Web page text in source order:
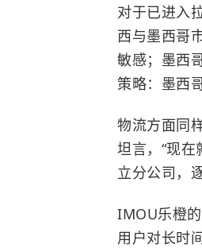
对于已进入
西与墨西哥
敏感；墨西
策略：墨西
物流方面同
坦言，“现
立分公司，
IMOU乐橙
用户对长时